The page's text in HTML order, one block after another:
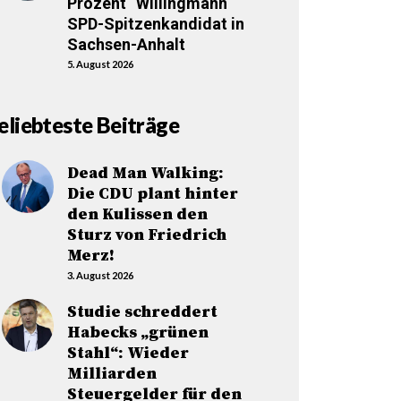
SPD-Spitzenkandidat in
Sachsen-Anhalt
5. August 2026
Beiträge
Dead Man Walking:
Die CDU plant hinter
den Kulissen den
Sturz von Friedrich
Merz!
3. August 2026
Studie schreddert
Habecks „grünen
Stahl“: Wieder
Milliarden
Steuergelder für den